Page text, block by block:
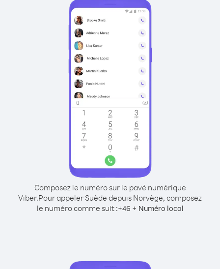
Composez le numéro sur le pavé numérique
Viber.Pour appeler Suède depuis Norvège, composez
le numéro comme suit :+46 + Numéro local